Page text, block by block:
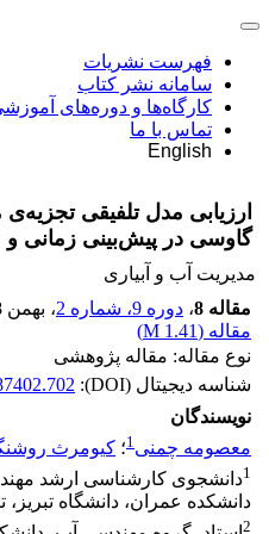
فهرست نشریات
سامانه نشر کتاب
کارگاه‌ها و دوره‌های
تماس با ما
English
ارزیابی مدل‌ تلفیقی
گاوسی در پیش‌بینی زمانی و
مدیریت آب و آبیاری
مقاله 8
، دوره 9، شماره 2 ، بهمن 1398
مقاله (1.41 M
)
نوع مقاله: مقاله پژوهشی
شناسه دیجیتال (DOI):
نویسندگان
معصومه چمنی1؛ کیومرث
1دانشجوی کارشناسی ارشد
دانشکده عمران، دانشگاه تبریز،
2